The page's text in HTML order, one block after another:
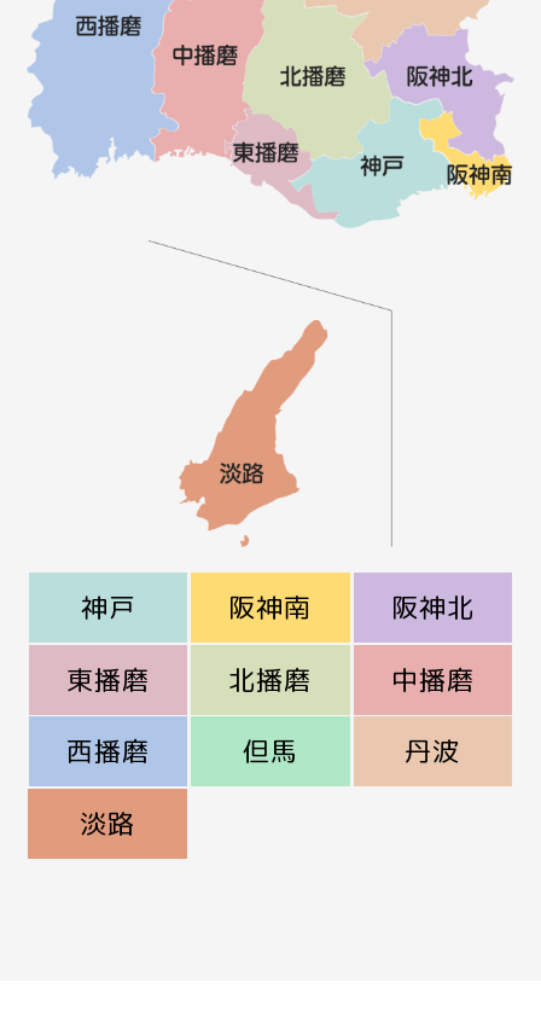
神戸 阪神南
阪神北
東播磨
北播磨
中播磨
西播磨
但馬
丹波
淡路